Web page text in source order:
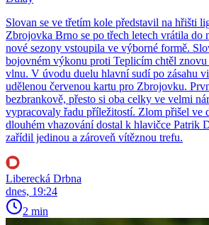
Slovan se ve třetím kole představil na hřišti
Zbrojovka Brno se po třech letech vrátila do
nové sezony vstoupila ve výborné formě.
bojovném výkonu proti Teplicím chtěl znovu
vlnu. V úvodu duelu hlavní sudí po zásahu
udělenou červenou kartu pro Zbrojovku.
bezbrankově, přesto si oba celky ve velmi
vypracovaly řadu příležitostí. Zlom přišel ve
dlouhém vhazování dostal k hlavičce Patrik
zařídil jedinou a zároveň vítěznou trefu.
Liberecká Drbna
dnes, 19:24
2 min